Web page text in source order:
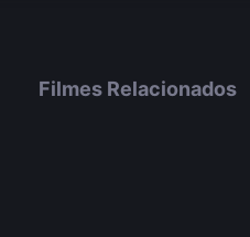
Filmes Relacionados